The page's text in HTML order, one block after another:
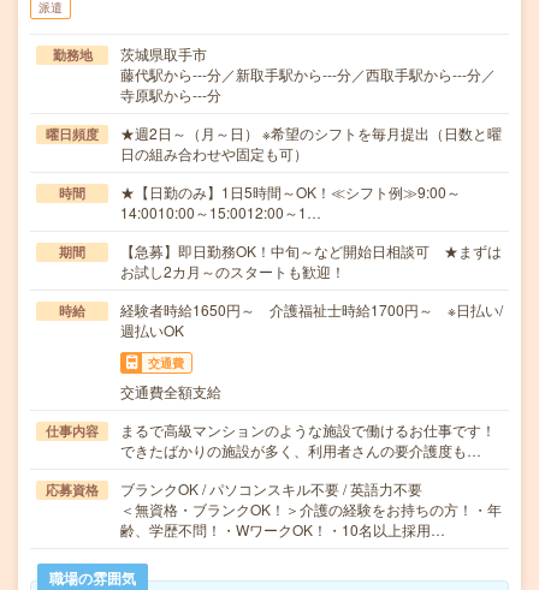
派遣
勤務地
茨城県取手市
藤代駅から---分／新取手駅から---分／西取手駅から---分／
寺原駅から---分
曜日頻度
★週2日～（月～日） ※希望のシフトを毎月提出（日数と曜
日の組み合わせや固定も可）
時間
★【日勤のみ】1日5時間～OK！≪シフト例≫9:00～
14:0010:00～15:0012:00～1…
期間
【急募】即日勤務OK！中旬～など開始日相談可 ★まずは
お試し2カ月～のスタートも歓迎！
時給
経験者時給1650円～ 介護福祉士時給1700円～ ※日払い/
週払いOK
交通費
交通費全額支給
仕事内容
まるで高級マンションのような施設で働けるお仕事です！
できたばかりの施設が多く、利用者さんの要介護度も…
応募資格
ブランクOK / パソコンスキル不要 / 英語力不要
＜無資格・ブランクOK！＞介護の経験をお持ちの方！・年
齢、学歴不問！・WワークOK！・10名以上採用…
職場の雰囲気